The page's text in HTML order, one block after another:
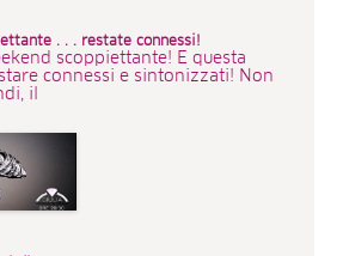
. . . restate connessi!
scoppiettante! E questa
connessi e sintonizzati! Non
il